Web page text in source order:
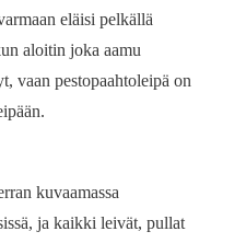
eläisi pelkällä
aloitin joka aamu
vaan pestopaahtoleipä on
kuvaamassa
ja kaikki leivät, pullat